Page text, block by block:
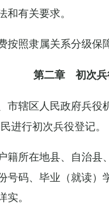
有关要求。
照隶属关系分级保
第二章 初次兵
市辖区人民政府兵
进行初次兵役登记。
籍所在地县、自治县
码、毕业（就读）
。